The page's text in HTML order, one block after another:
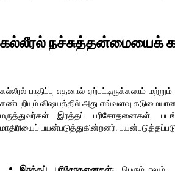
கல்லீரல் நச்சுத்தன்மையைக்
கல்லீரல் பாதிப்பு எதனால் ஏற்பட்டிருக்கலாம்
கண்டறியும் விஷயத்தில் அது எவ்வளவு
மருத்துவர்கள் இரத்தப் பரிசோதனைகள்,
மாதிரியைப் பயன்படுத்துகின்றனர்.